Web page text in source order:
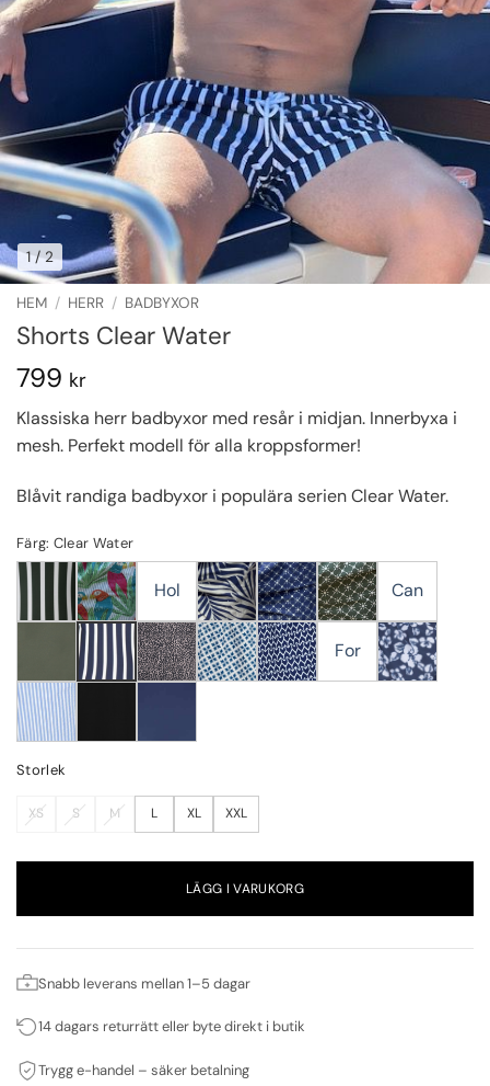
1/ 2
HEM / HERR / BADBYXOR
Shorts Clear Water
799 kr
Klassiska herr badbyxor med resår i midjan. Innerbyxa i
mesh. Perfekt modell för alla kroppsformer!
Blåvit randiga badbyxor i populära serien Clear Water.
Färg: Clear Water
Hol Can
For
Storlek
XS S M L XL XXL
LÄGG I VARUKORG
Snabb leverans mellan 1–5 dagar
14 dagars returrätt eller byte direkt i butik
Trygg e-handel – säker betalning